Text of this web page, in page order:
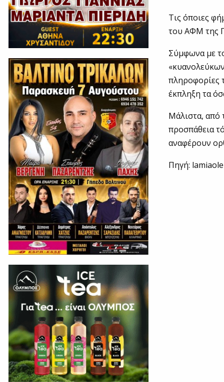
Τις όποιες
του ΑΦΜ της
Σύμφωνα με
πληροφορίες
έκπληξη τα
Μάλιστα, από
προσπάθεια
αναφέρουν
Πηγή: lamiaole